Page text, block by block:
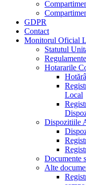
GDPR
Contact
Monitorul Oficial
Statutul
Hotararile
Local
Dispozitiile
Documente
Alte